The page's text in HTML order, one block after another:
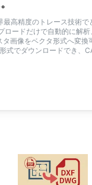
最高精度のトレース技術
ロードだけで自動的に解
画像をベクタ形式へ変換
式でダウンロードでき、